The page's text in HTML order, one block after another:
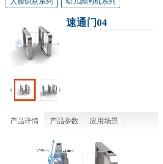
速通门04
产品详情 产品参数 应用场景